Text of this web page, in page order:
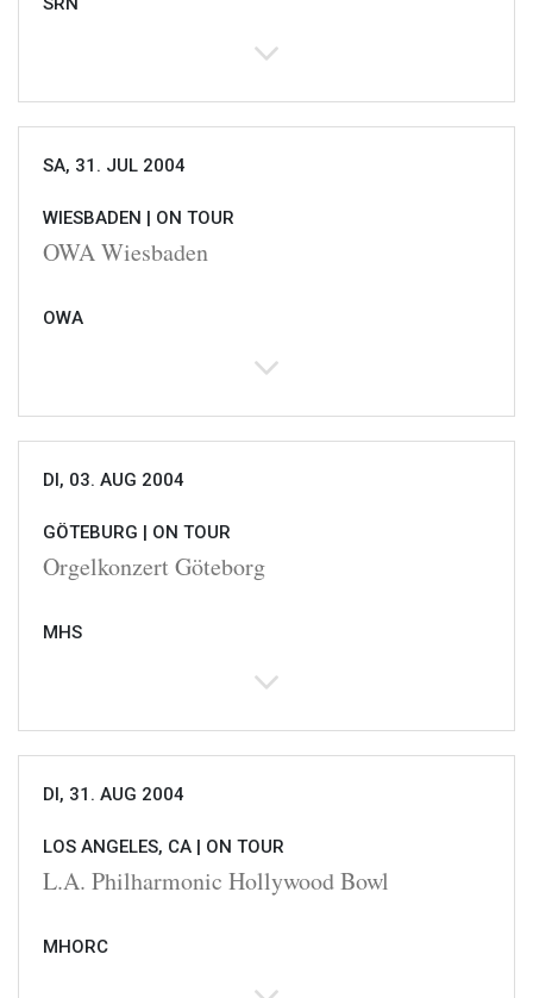
SA, 31. JUL 2004
WIESBADEN | ON TOUR
OWA Wiesbaden
OWA
DI, 03. AUG 2004
GÖTEBURG | ON TOUR
Orgelkonzert Göteborg
MHS
DI, 31. AUG 2004
LOS ANGELES, CA | ON TOUR
L.A. Philharmonic Hollywood Bowl
MHORC